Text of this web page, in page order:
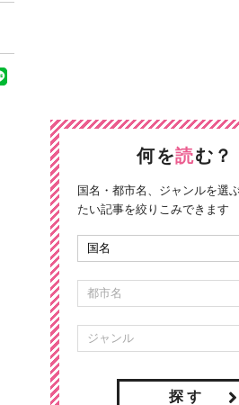
何を読む？
国名・都市名、ジャンルを選
たい記事を絞りこみできます
探 す